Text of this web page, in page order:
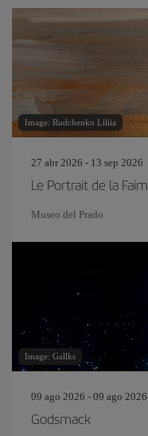
Image: Rudchenko Liliia
27 abr 2026 - 13 sep 2026
Le Portrait de la Faim
Museo del Prado
Image: Gallks
09 ago 2026 - 09 ago 2026
Godsmack